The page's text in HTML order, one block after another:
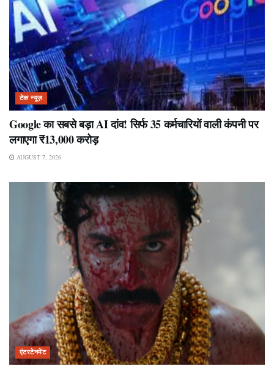
टेक न्यूज़
Google का सबसे बड़ा AI दांव! सिर्फ 35 कर्मचारियों वाली कंपनी पर
लगाएगा ₹13,000 करोड़
AUGUST 7, 2026
एंटरटेनमेंट